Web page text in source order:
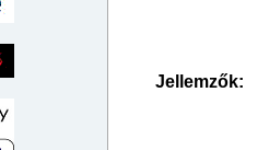
Jellemzők: